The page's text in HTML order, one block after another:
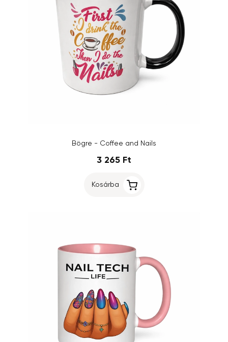
Bögre - Coffee and Nails
3 265 Ft
Kosárba